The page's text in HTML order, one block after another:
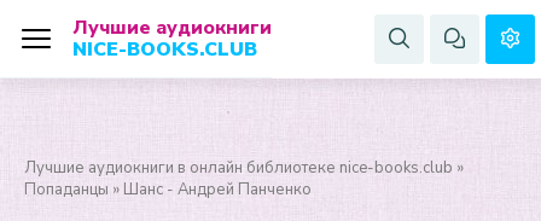
Лучшие аудиокниги
NICE-BOOKS.CLUB
Лучшие аудиокниги в онлайн библиотеке nice-books.club »
Попаданцы » Шанс - Андрей Панченко